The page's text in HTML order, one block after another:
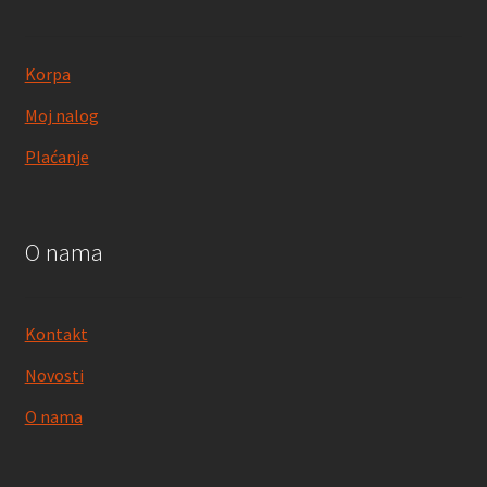
Korpa
Moj nalog
Plaćanje
O nama
Kontakt
Novosti
O nama